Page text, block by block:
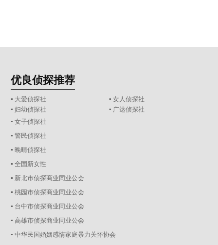
优良侦探推荐
▪ 大爱侦探社
▪ 女人侦探社
▪ 妇幼侦探社
▪ 广达侦探社
▪ 女子侦探社
▪ 警民侦探社
▪ 晚晴侦探社
▪ 全国新女性
▪ 新北市侦探商业同业公会
▪ 桃园市侦探商业同业公会
▪ 台中市侦探商业同业公会
▪ 高雄市侦探商业同业公会
▪ 中华民国婚姻感情家庭暴力关怀协会